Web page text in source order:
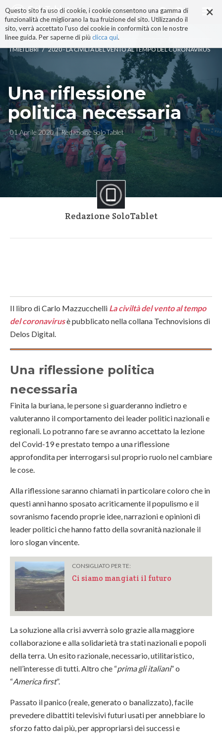
×
Questo sito fa uso di cookie, i cookie consentono una gamma di
funzionalità che migliorano la tua fruizione del sito. Utilizzando il
sito, verrà accettato l'uso dei cookie in conformità con le nostre
linee guida. Per saperne di più clicca qui.
ai
contenuti.
|
alla
navigazione
I MIEI LIBRI / 2020 - LA CIVILTÀ DEL VENTO AL TEMPO DEL CORONAVIRUS
Una riflessione
politica necessaria
01 Aprile 2020 Redazione SoloTablet
Redazione SoloTablet
Il libro di Carlo Mazzucchelli La civiltà del vento al tempo
del coronavirusè pubblicato nella collana Technovisions di
Delos Digital.
Una riflessione politica
necessaria
Finita la buriana, le persone si guarderanno indietro e
valuteranno il comportamento dei leader politici nazionali e
regionali. Lo potranno fare se avranno accettato la lezione
del Covid-19 e prestato tempo a una riflessione
approfondita per interrogarsi sul proprio ruolo nel cambiare
le cose.
Alla riflessione saranno chiamati in particolare coloro che in
questi anni hanno sposato acriticamente il populismo e il
sovranismo facendo proprie idee, narrazioni e opinioni di
leader politici che hanno fatto della sovranità nazionale il
loro slogan vincente.
CONSIGLIATO PER TE:
Ci siamo mangiati il futuro
La soluzione alla crisi avverrà solo grazie alla maggiore
collaborazione e alla solidarietà tra stati nazionali e popoli
della terra. Un esito razionale, necessario, utilitaristico,
nell’interesse di tutti. Altro che “prima gli italiani” o
“America first”.
Passato il panico (reale, generato o banalizzato), facile
prevedere dibattiti televisivi futuri usati per annebbiare lo
sforzo fatto dai più, per appropriarsi dei successi e